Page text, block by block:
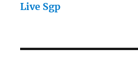
Live Sgp